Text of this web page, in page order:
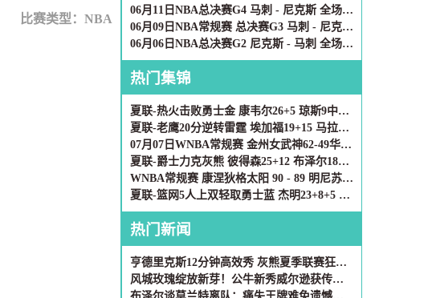
比赛类型： NBA
06月11日NBA总决赛G4 马刺 - 尼克斯 全场录像
06月09日NBA常规赛 总决赛G3 马刺 - 尼克斯 全场录像
06月06日NBA总决赛G2 尼克斯 - 马刺 全场录像
热门集锦
夏联-热火击败勇士金 康韦尔26+5 琼斯9中1 奥尔布里奇21+6
夏联-老鹰20分逆转雷霆 埃加福19+15 马拉9中3&4帽5失误
07月07日WNBA常规赛 金州女武神62-49华盛顿神秘人 全场集锦
夏联-爵士力克灰熊 彼得森25+12 布泽尔18+7 科沃德23分
WNBA常规赛 康涅狄格太阳 90 - 89 明尼苏达山猫 全场集锦
夏联-篮网5人上双轻取勇士蓝 杰明23+8+5 6号秀布朗10+4
热门新闻
亨德里克斯12分钟高效秀 灰熊夏季联赛狂胜雷霆37分
风城玫瑰绽放新芽！公牛新秀威尔逊获传奇罗斯亲自指点